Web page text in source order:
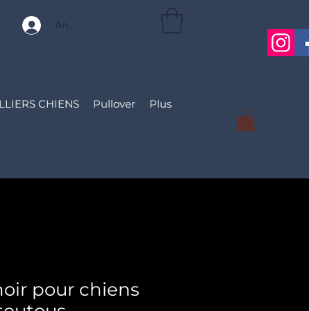
Anmelden
CHIENS Pullover Plus
pour chiens